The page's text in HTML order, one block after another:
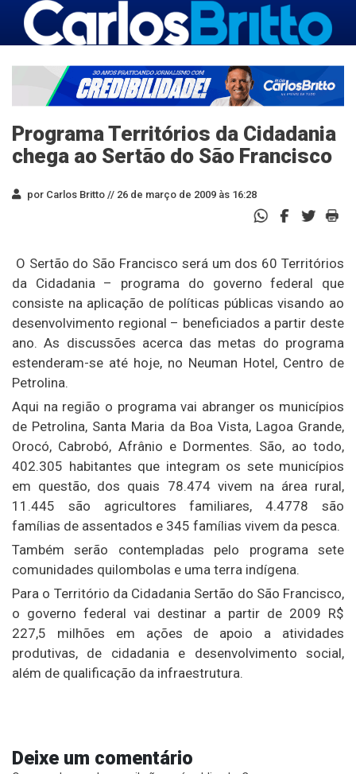
Programa Territórios da Cidadania
chega ao Sertão do São Francisco
por Carlos Britto // 26 de março de 2009 às 16:28
O Sertão do São Francisco será um dos 60 Territórios
da Cidadania – programa do governo federal que
consiste na aplicação de políticas públicas visando ao
desenvolvimento regional – beneficiados a partir deste
ano. As discussões acerca das metas do programa
estenderam-se até hoje, no Neuman Hotel, Centro de
Petrolina.
Aqui na região o programa vai abranger os municípios
de Petrolina, Santa Maria da Boa Vista, Lagoa Grande,
Orocó, Cabrobó, Afrânio e Dormentes. São, ao todo,
402.305 habitantes que integram os sete municípios
em questão, dos quais 78.474 vivem na área rural,
11.445 são agricultores familiares, 4.4778 são
famílias de assentados e 345 famílias vivem da pesca.
Também serão contempladas pelo programa sete
comunidades quilombolas e uma terra indígena.
Para o Território da Cidadania Sertão do São Francisco,
o governo federal vai destinar a partir de 2009 R$
227,5 milhões em ações de apoio a atividades
produtivas, de cidadania e desenvolvimento social,
além de qualificação da infraestrutura.
Deixe um comentário